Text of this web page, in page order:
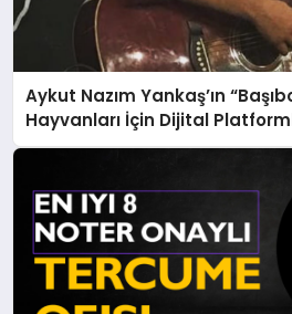
Aykut Nazım Yankaş’ın
Hayvanları İçin Dijital